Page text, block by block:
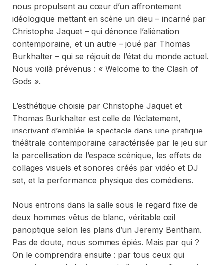
nous propulsent au cœur d’un affrontement
idéologique mettant en scène un dieu – incarné par
Christophe Jaquet – qui dénonce l’aliénation
contemporaine, et un autre – joué par Thomas
Burkhalter – qui se réjouit de l’état du monde actuel.
Nous voilà prévenus : « Welcome to the Clash of
Gods ».
L’esthétique choisie par Christophe Jaquet et
Thomas Burkhalter est celle de l’éclatement,
inscrivant d’emblée le spectacle dans une pratique
théâtrale contemporaine caractérisée par le jeu sur
la parcellisation de l’espace scénique, les effets de
collages visuels et sonores créés par vidéo et DJ
set, et la performance physique des comédiens.
Nous entrons dans la salle sous le regard fixe de
deux hommes vêtus de blanc, véritable œil
panoptique selon les plans d’un Jeremy Bentham.
Pas de doute, nous sommes épiés. Mais par qui ?
On le comprendra ensuite : par tous ceux qui